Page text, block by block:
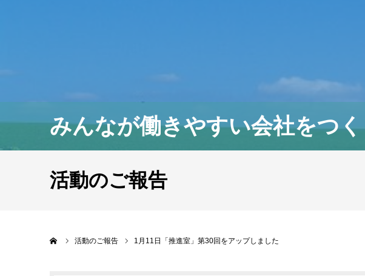
みんなが働きやすい会社をつ
活動のご報告
活動のご報告 1月11日「推進室」第30回をアップしました